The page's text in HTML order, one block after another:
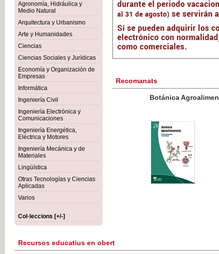
Agronomía, Hidráulica y
Medio Natural
Arquitectura y Urbanismo
Arte y Humanidades
Ciencias
Ciencias Sociales y Jurídicas
Economía y Organización de
Empresas
Informática
Ingeniería Civil
Ingeniería Electrónica y
Comunicaciones
Ingeniería Energética,
Eléctrica y Motores
Ingeniería Mecánica y de
Materiales
Lingüística
Otras Tecnologías y Ciencias
Aplicadas
Varios
Col·leccions [+/-]
Recomanats
Botánica Agroalimentaria
Recursos educatius en obert